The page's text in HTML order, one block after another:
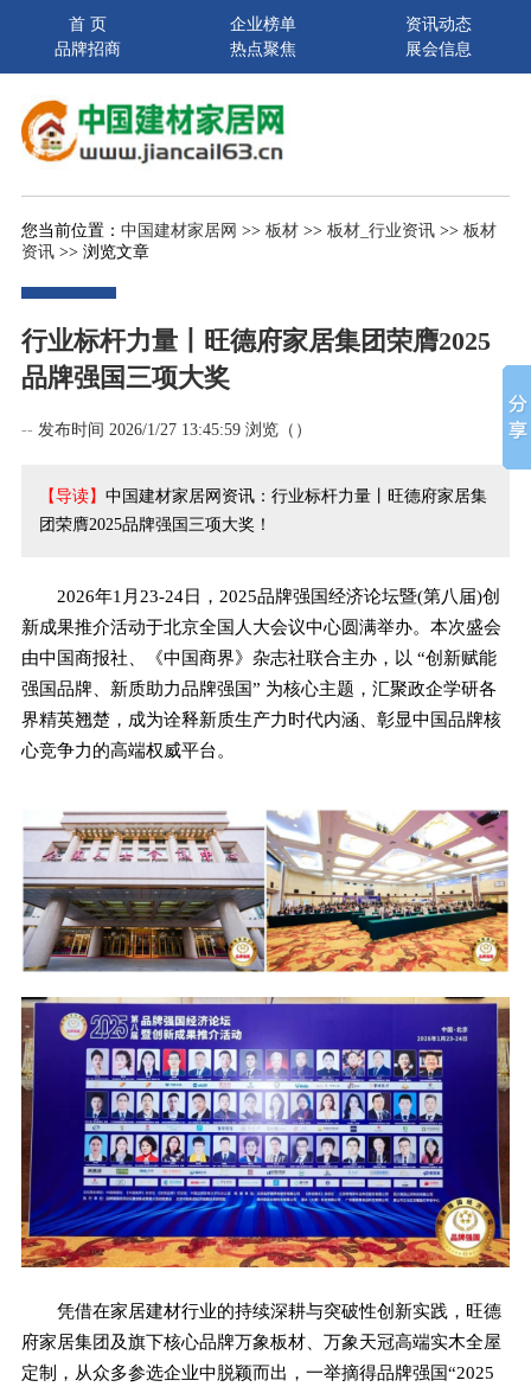
首 页 企业榜单
资讯动态
品牌招商
热点聚焦 展会信息
您当前位置： 中国建材家居网 >> 板材>> 板材_行业资讯>> 板材
资讯>> 浏览文章
行业标杆力量丨旺德府家居集团荣膺2025
品牌强国三项大奖
-- 发布时间 2026/1/27 13:45:59 浏览（ ）
【导读】 中国建材家居网资讯：行业标杆力量丨旺德府家居集
团荣膺2025品牌强国三项大奖！
2026年1月23-24日，2025品牌强国经济论坛暨(第八届)创
新成果推介活动于北京全国人大会议中心圆满举办。本次盛会
由中国商报社、《中国商界》杂志社联合主办，以 “创新赋能
强国品牌、新质助力品牌强国” 为核心主题，汇聚政企学研各
界精英翘楚，成为诠释新质生产力时代内涵、彰显中国品牌核
心竞争力的高端权威平台。
凭借在家居建材行业的持续深耕与突破性创新实践，旺德
府家居集团及旗下核心品牌万象板材、万象天冠高端实木全屋
定制，从众多参选企业中脱颖而出，一举摘得品牌强国“2025